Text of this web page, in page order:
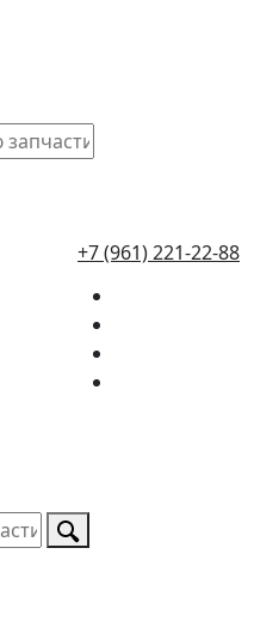
+7 (961) 221-22-88